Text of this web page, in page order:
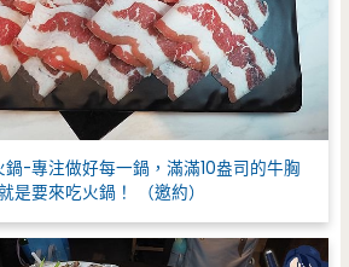
-專注做好每一鍋，滿滿10盎司的牛胸
是要來吃火鍋！ （邀約）